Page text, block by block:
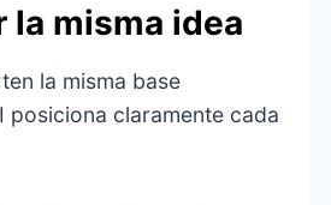
la misma idea
la misma base
posiciona claramente cada